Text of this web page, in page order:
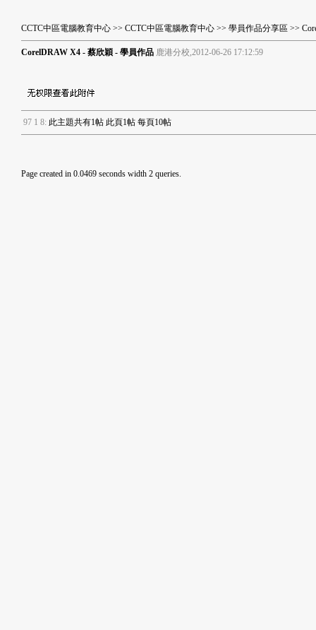
CCTC中區電腦教育中心 >> CCTC中區電腦教育中心 >> 學員作品分享區 >>
CorelDRAW X4 - 蔡欣穎 - 學員作品 鹿港分校,2012-06-26 17:12:59
97 1 8: 此主題共有1帖 此頁1帖 每頁10帖
Page created in 0.0469 seconds width 2 queries.